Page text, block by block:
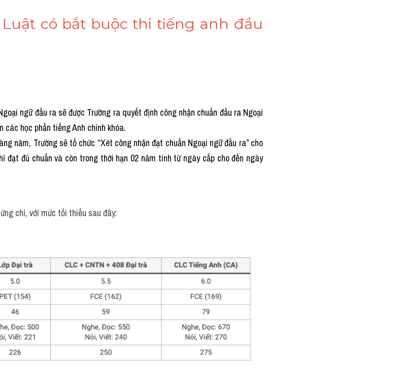
có bắt buộc thi tiếng anh đầu
ngữ đầu ra sẽ được Trường ra quyết định công nhận chuẩn đầu ra Ngoại
các học phần tiếng Anh chính khóa.
năm, Trường sẽ tổ chức “Xét công nhận đạt chuẩn Ngoại ngữ đầu ra” cho
đạt đủ chuẩn và còn trong thời hạn 02 năm tính từ ngày cấp cho đến ngày
chỉ, với mức tối thiểu sau đây: